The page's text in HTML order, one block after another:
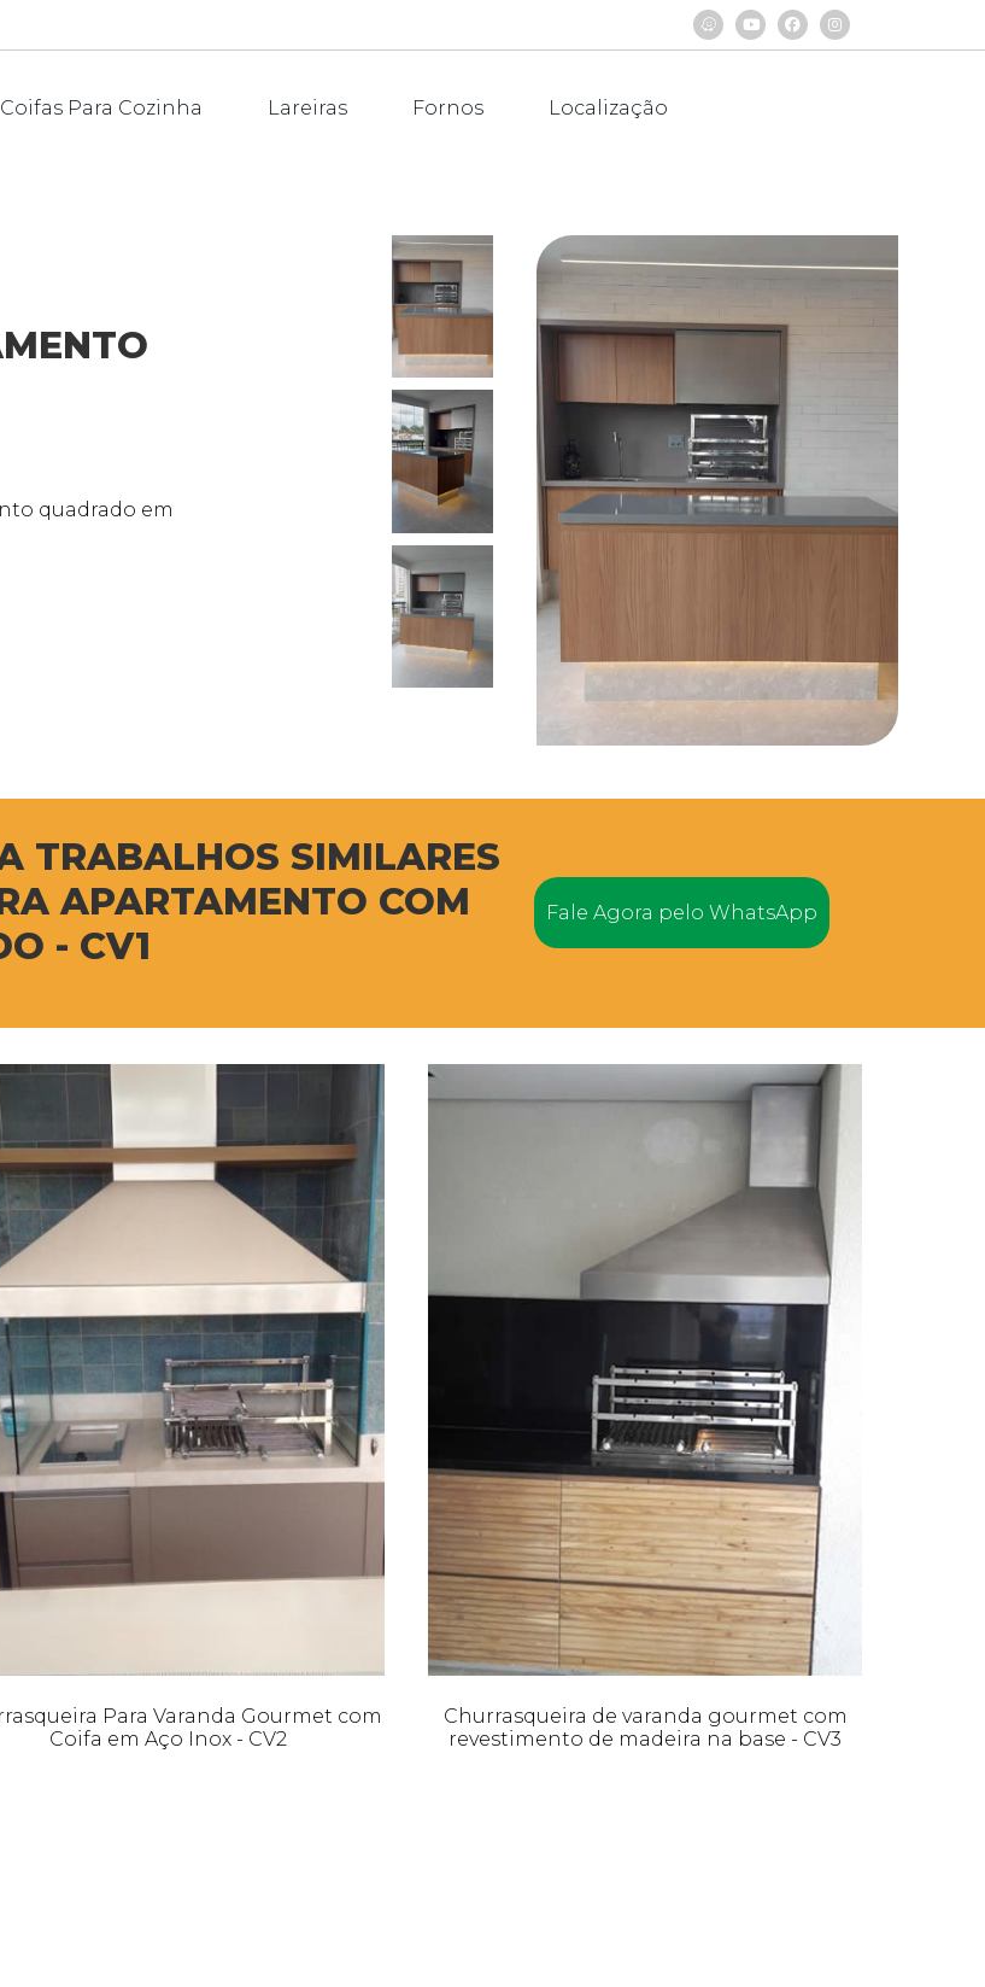
Coifas Para Cozinha Lareiras Fornos
Localização
quadrado em
TRABALHOS SIMILARES
APARTAMENTO COM
- CV1
Fale Agora pelo WhatsApp
Para Varanda Gourmet com
Coifa em Aço Inox - CV2
Churrasqueira de varanda gourmet com
revestimento de madeira na base - CV3